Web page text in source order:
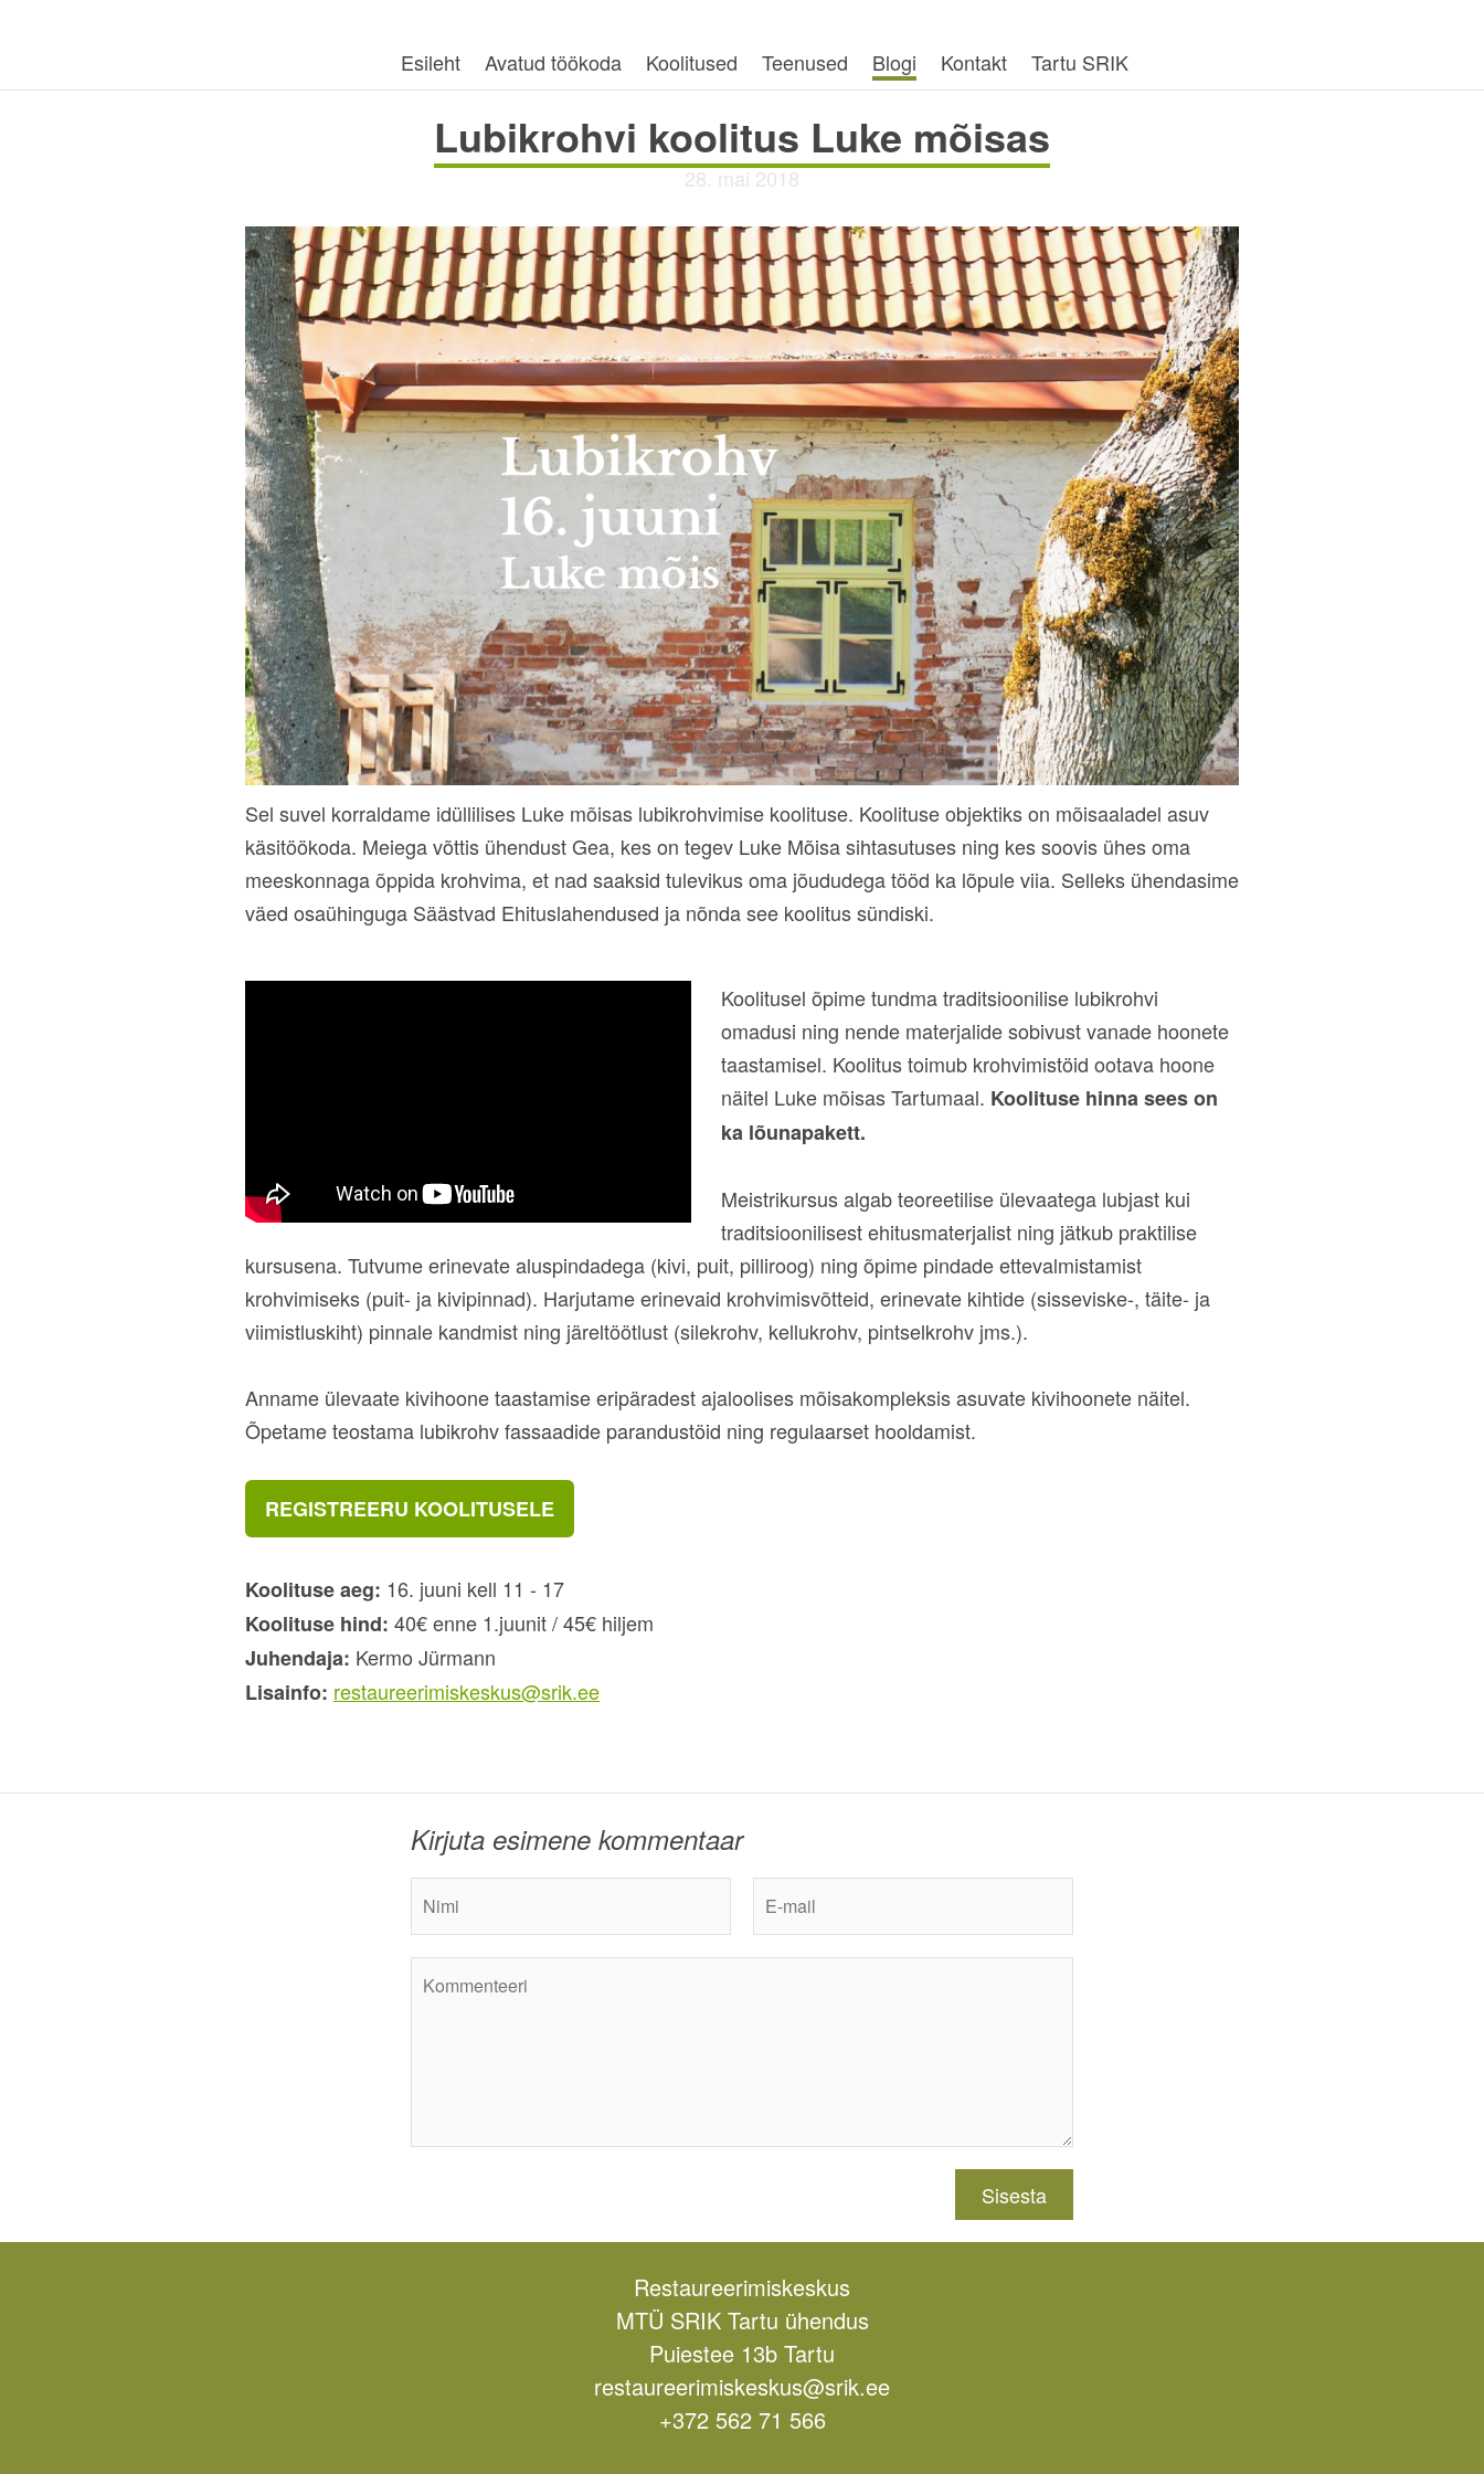
Esileht Avatud töökoda Koolitused Teenused Blogi Kontakt Tartu SRIK
Lubikrohvi koolitus Luke mõisas
28. mai 2018
Sel suvel korraldame idüllilises Luke mõisas lubikrohvimise koolituse. Koolituse objektiks on mõisaaladel asuv
käsitöökoda. Meiega võttis ühendust Gea, kes on tegev Luke Mõisa sihtasutuses ning kes soovis ühes oma
meeskonnaga õppida krohvima, et nad saaksid tulevikus oma jõududega tööd ka lõpule viia. Selleks ühendasime
väed osaühinguga Säästvad Ehituslahendused ja nõnda see koolitus sündiski.
Koolitusel õpime tundma traditsioonilise lubikrohvi
omadusi ning nende materjalide sobivust vanade hoonete
taastamisel. Koolitus toimub krohvimistöid ootava hoone
näitel Luke mõisas Tartumaal. Koolituse hinna sees on
ka lõunapakett.
Meistrikursus algab teoreetilise ülevaatega lubjast kui
traditsioonilisest ehitusmaterjalist ning jätkub praktilise
kursusena. Tutvume erinevate aluspindadega (kivi, puit, pilliroog) ning õpime pindade ettevalmistamist
krohvimiseks (puit- ja kivipinnad). Harjutame erinevaid krohvimisvõtteid, erinevate kihtide (sisseviske-, täite- ja
viimistluskiht) pinnale kandmist ning järeltöötlust (silekrohv, kellukrohv, pintselkrohv jms.).
Anname ülevaate kivihoone taastamise eripäradest ajaloolises mõisakompleksis asuvate kivihoonete näitel.
Õpetame teostama lubikrohv fassaadide parandustöid ning regulaarset hooldamist.
REGISTREERU KOOLITUSELE
Koolituse aeg: 16. juuni kell 11 - 17
Koolituse hind: 40€ enne 1.juunit / 45€ hiljem
Juhendaja: Kermo Jürmann
Lisainfo: restaureerimiskeskus@srik.ee
Kirjuta esimene kommentaar
Restaureerimiskeskus
MTÜ SRIK Tartu ühendus
Puiestee 13b Tartu
restaureerimiskeskus@srik.ee
+372 562 71 566